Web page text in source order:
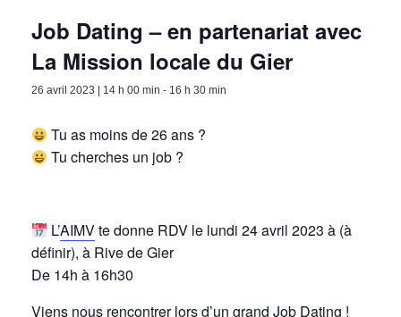
Job Dating – en partenariat avec
La Mission locale du Gier
26 avril 2023 | 14 h 00 min - 16 h 30 min
Tu as moins de 26 ans ?
Tu cherches un job ?
L’AIMVte donne RDV le lundi 24 avril 2023 à (à
définir), à Rive de Gier
De 14h à 16h30
Viens nous rencontrer lors d’un grand Job Dating !